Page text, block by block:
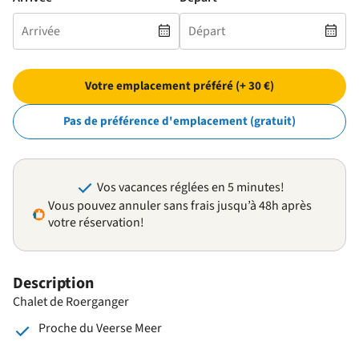
Description
Chalet de Roerganger
Proche du Veerse Meer
Votre emplacement préféré (+ 30 €)
Pas de préférence d'emplacement (gratuit)
Vos vacances réglées en 5 minutes!
Vous pouvez annuler sans frais jusqu’à 48h après
votre réservation!